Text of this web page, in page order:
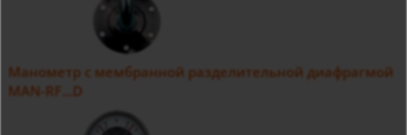
Манометр с мембранной разделительной диафрагмой
MAN-RF...D